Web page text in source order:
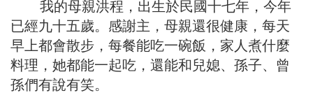
我的母親洪程，出生於民國十七年，今年
已經九十五歲。感謝主，母親還很健康，每天
早上都會散步，每餐能吃一碗飯，家人煮什麼
料理，她都能一起吃，還能和兒媳、孫子、曾
孫們有說有笑。